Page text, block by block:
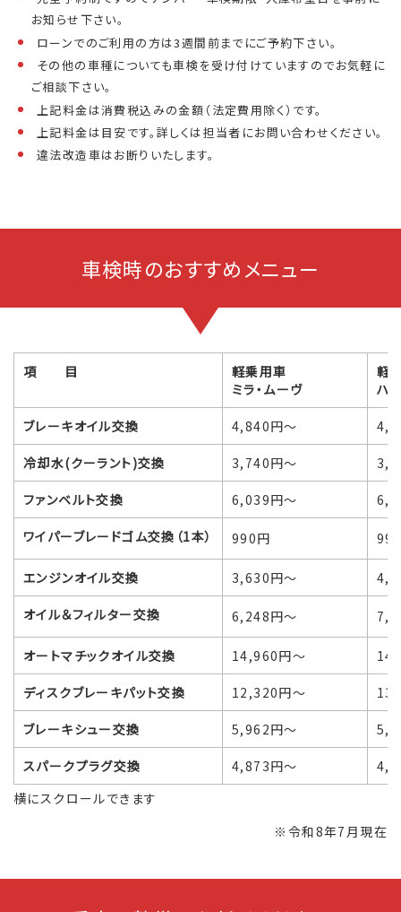
お知らせ下さい。
ローンでのご利用の方は3週間前までにご予約下さい。
その他の車種についても車検を受け付けていますのでお気軽に
ご相談下さい。
上記料金は消費税込みの金額（法定費用除く）です。
上記料金は目安です。詳しくは担当者にお問い合わせください。
違法改造車はお断りいたします。
車検時のおすすめメニュー
項 目
軽乗用車
ミラ・ムーヴ
軽
ハ
ブレーキオイル交換 4,840円～
冷却水(クーラント)交換 3,740円～
ファンベルト交換 6,039円～
ワイパーブレードゴム交換（1本） 990円
エンジンオイル交換 3,630円～
オイル＆フィルター交換 6,248円～
オートマチックオイル交換 14,960円～
ディスクブレーキパット交換 12,320円～
ブレーキシュー交換 5,962円～
スパークプラグ交換 4,873円～
横にスクロールできます
※令和8年7月現在